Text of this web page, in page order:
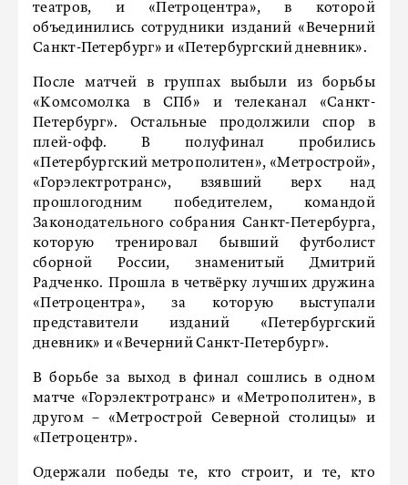
театров, и «Петроцентра», в которой
объединились сотрудники изданий «Вечерний
Санкт-Петербург» и «Петербургский дневник».
После матчей в группах выбыли из борьбы
«Комсомолка в СПб» и телеканал «Санкт-
Петербург». Остальные продолжили спор в
плей-офф. В полуфинал пробились
«Петербургский метрополитен», «Метрострой»,
«Горэлектротранс», взявший верх над
прошлогодним победителем, командой
Законодательного собрания Санкт-Петербурга,
которую тренировал бывший футболист
сборной России, знаменитый Дмитрий
Радченко. Прошла в четвёрку лучших дружина
«Петроцентра», за которую выступали
представители изданий «Петербургский
дневник» и «Вечерний Санкт-Петербург».
В борьбе за выход в финал сошлись в одном
матче «Горэлектротранс» и «Метрополитен», в
другом – «Метрострой Северной столицы» и
«Петроцентр».
Одержали победы те, кто строит, и те, кто